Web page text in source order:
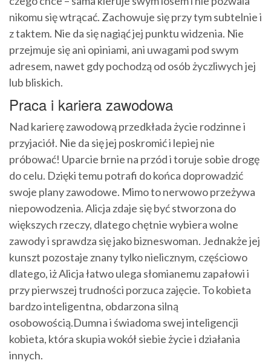
nikomu się wtrącać. Zachowuje się przy tym subtelnie i
z taktem. Nie da się nagiąć jej punktu widzenia. Nie
przejmuje się ani opiniami, ani uwagami pod swym
adresem, nawet gdy pochodzą od osób życzliwych jej
lub bliskich.
Praca i kariera zawodowa
Nad karierę zawodową przedkłada życie rodzinne i
przyjaciół. Nie da się jej poskromić i lepiej nie
próbować! Uparcie brnie na przód i toruje sobie drogę
do celu. Dzięki temu potrafi do końca doprowadzić
swoje plany zawodowe. Mimo to nerwowo przeżywa
niepowodzenia. Alicja zdaje się być stworzona do
większych rzeczy, dlatego chętnie wybiera wolne
zawody i sprawdza się jako bizneswoman. Jednakże jej
kunszt pozostaje znany tylko nielicznym, częściowo
dlatego, iż Alicja łatwo ulega słomianemu zapałowi i
przy pierwszej trudności porzuca zajęcie. To kobieta
bardzo inteligentna, obdarzona silną
osobowością.Dumna i świadoma swej inteligencji
kobieta, która skupia wokół siebie życie i działania
innych.